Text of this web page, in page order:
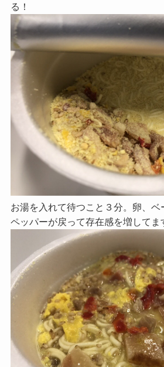
る！
お湯を入れて待つこと３分。卵、
ペッパーが戻って存在感を増してま